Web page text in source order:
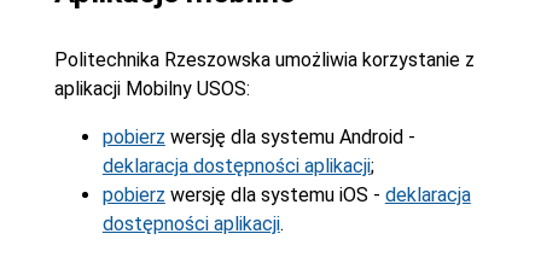
Politechnika Rzeszowska umożliwia korzystanie z
aplikacji Mobilny USOS:
pobierz wersję dla systemu Android -
deklaracja dostępności aplikacji;
pobierz wersję dla systemu iOS - deklaracja
dostępności aplikacji.